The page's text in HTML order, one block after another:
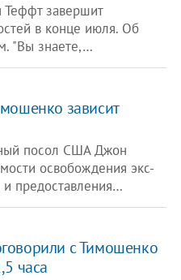
завершит
в конце июля. Об
"Вы знаете,…
зависит
посол США Джон
освобождения экс-
предоставления…
с Тимошенко
часа